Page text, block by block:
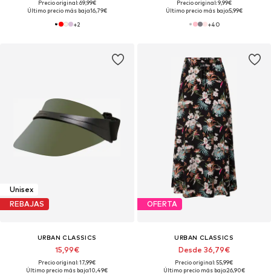
Precio original: 69,99€
Último precio más bajo:16,79€
+2
Precio original: 9,99€
Último precio más bajo:5,99€
+40
Unisex
REBAJAS
URBAN CLASSICS
15,99€
Precio original: 17,99€
Último precio más bajo:10,49€
OFERTA
URBAN CLASSICS
Desde 36,79€
Precio original: 55,99€
Último precio más bajo:26,90€